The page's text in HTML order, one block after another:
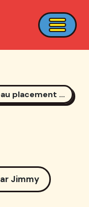
TikTok Search Ads : le nouveau placement à ajouter à votre stratégie social media
Jimmy